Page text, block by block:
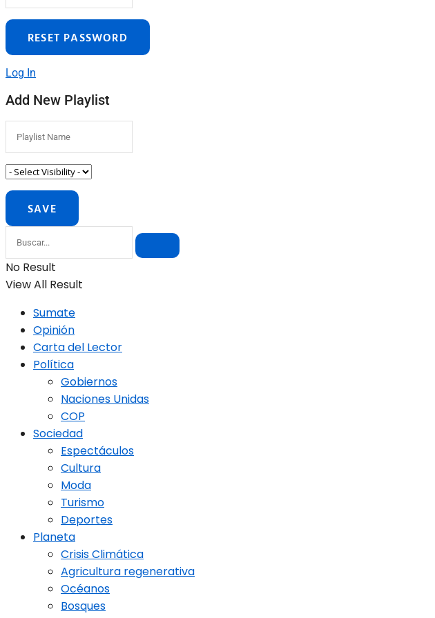
Log In
Add New Playlist
No Result
View All Result
Sumate
Opinión
Carta del Lector
Política
Gobiernos
Naciones Unidas
COP
Sociedad
Espectáculos
Cultura
Moda
Turismo
Deportes
Planeta
Crisis Climática
Agricultura regenerativa
Océanos
Bosques